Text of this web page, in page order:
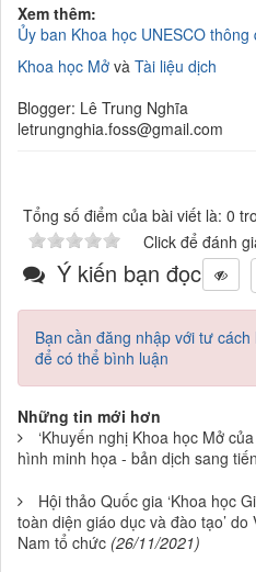
Xem thêm:
Ủy ban Khoa học UNESCO
Khoa học Mở và Tài liệu dịch
Blogger: Lê Trung Nghĩa
letrungnghia.foss@gmail.com
Tổng số điểm của bài viết là: 0
Click để đánh
Ý kiến bạn đọc
Bạn cần đăng nhập với tư cách
để có thể bình luận
Những tin mới hơn
‘Khuyến nghị Khoa học Mở
hình minh họa - bản dịch sang
Hội thảo Quốc gia ‘Khoa học
toàn diện giáo dục và đào tạo’
Nam tổ chức (26/11/2021)